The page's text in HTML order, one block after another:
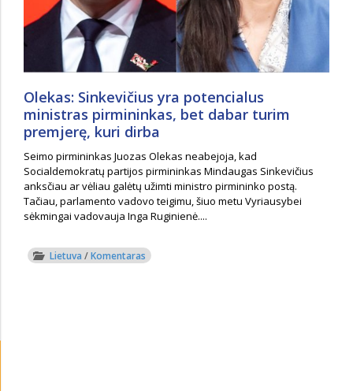
Olekas: Sinkevičius yra potencialus
ministras pirmininkas, bet dabar turim
premjerę, kuri dirba
Seimo pirmininkas Juozas Olekas neabejoja, kad
Socialdemokratų partijos pirmininkas Mindaugas Sinkevičius
anksčiau ar vėliau galėtų užimti ministro pirmininko postą.
Tačiau, parlamento vadovo teigimu, šiuo metu Vyriausybei
sėkmingai vadovauja Inga Ruginienė....
Lietuva /Komentaras